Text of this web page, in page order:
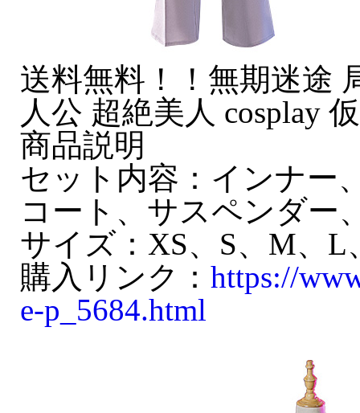
送料無料！！無期迷途
人公 超絶美人 cosplay
商品説明
セット内容：インナー
コート、サスペンダー
サイズ：XS、S、M、L
購入リンク： https://
e-p_5684.html